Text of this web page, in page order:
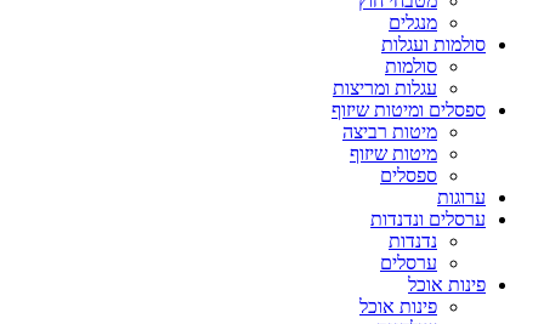
מנגלים
סולמות ועגלות
סולמות
עגלות ומריצות
ספסלים ומיטות שיזוף
מיטות רביצה
מיטות שיזוף
ספסלים
ערוגות
ערסלים ונדנדות
נדנדות
ערסלים
פינות אוכל
פינות אוכל